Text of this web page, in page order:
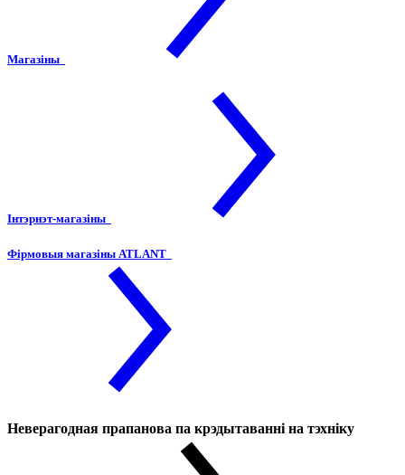
Магазіны
Інтэрнэт-магазіны
Фірмовыя магазіны ATLANT
Неверагодная прапанова па крэдытаванні на тэхніку